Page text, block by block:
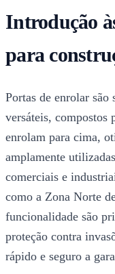
Introdução
para
Portas de enrolar são
versáteis, compostos
enrolam para cima,
amplamente
comerciais e
como a Zona Norte
funcionalidade são
proteção contra
rápido e seguro a